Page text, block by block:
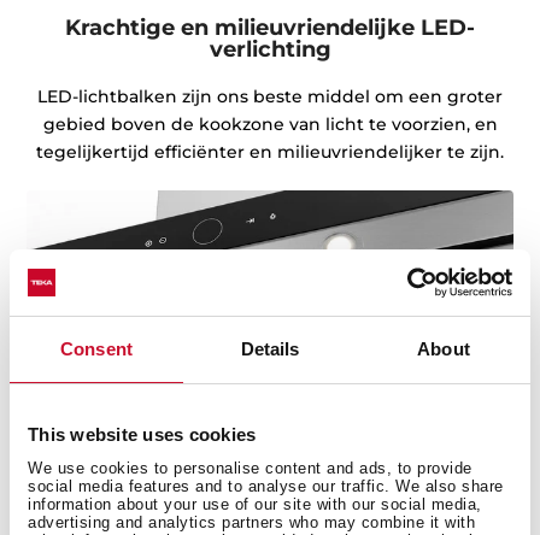
Consent Details About
This website uses cookies
We use cookies to personalise content and ads, to provide
social media features and to analyse our traffic. We also share
information about your use of our site with our social media,
advertising and analytics partners who may combine it with
Krachtige en milieuvriendelijke LED-
verlichting
LED-lichtbalken zijn ons beste middel om een groter
gebied boven de kookzone van licht te voorzien, en
tegelijkertijd efficiënter en milieuvriendelijker te zijn.